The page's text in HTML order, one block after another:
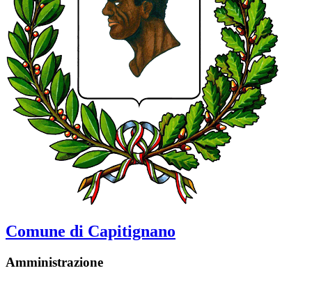
Comune di Capitignano
Amministrazione